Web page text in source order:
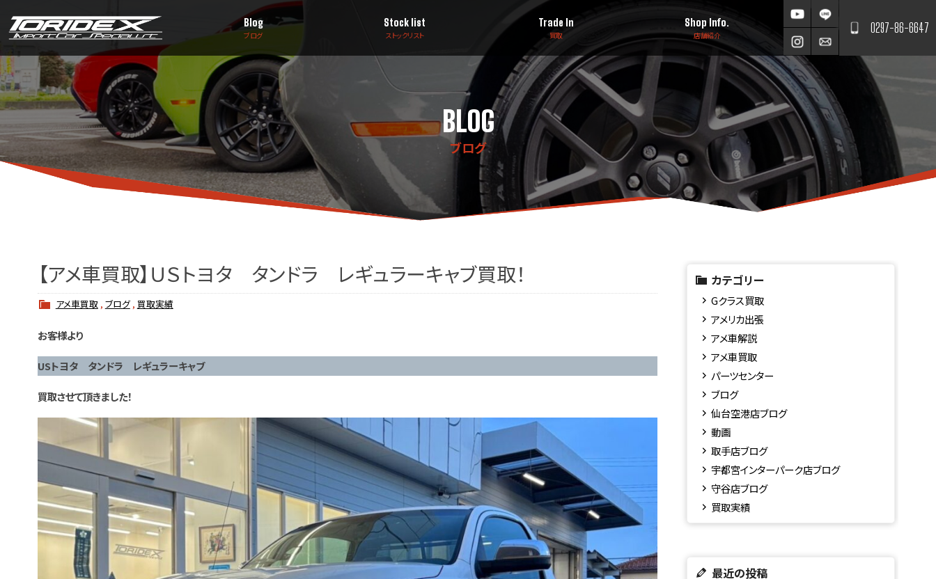
0297-86-6647
Blog
ブログ
Stock list
ストックリスト
Trade In
買取
Shop Info.
店舗紹介
BLOG
ブログ
【アメ車買取】ＵＳトヨタ タンドラ レギュラーキャブ買取！
アメ車買取, ブログ, 買取実績
お客様より
USトヨタ タンドラ レギュラーキャブ
買取させて頂きました！
カテゴリー
Gクラス買取
アメリカ出張
アメ車解説
アメ車買取
パーツセンター
ブログ
仙台空港店ブログ
動画
取手店ブログ
宇都宮インターパーク店ブログ
守谷店ブログ
買取実績
最近の投稿